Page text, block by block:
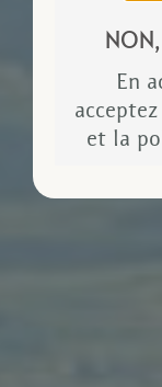
En
acceptez
et la